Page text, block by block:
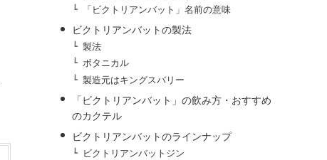
「ビクトリアンバット」名前の意味
ビクトリアンバットの製法
製法
ボタニカル
製造元はキングスバリー
「ビクトリアンバット」の飲み方・おすすめ
のカクテル
ビクトリアンバットのラインナップ
ビクトリアンバットジン